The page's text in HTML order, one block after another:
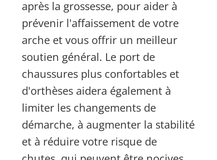
après la grossesse, pour aider à
prévenir l'affaissement de votre
arche et vous offrir un meilleur
soutien général. Le port de
chaussures plus confortables et
d'orthèses aidera également à
limiter les changements de
démarche, à augmenter la stabilité
et à réduire votre risque de